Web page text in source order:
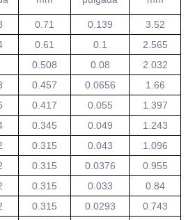
0.71 0.139
3.52
0.61 0.1
2.565
0.508 0.08
2.032
0.457 0.0656
1.66
0.417 0.055
1.397
0.345 0.049
1.243
0.315 0.043
1.096
0.315 0.0376
0.955
0.315 0.033
0.84
0.315 0.0293
0.743